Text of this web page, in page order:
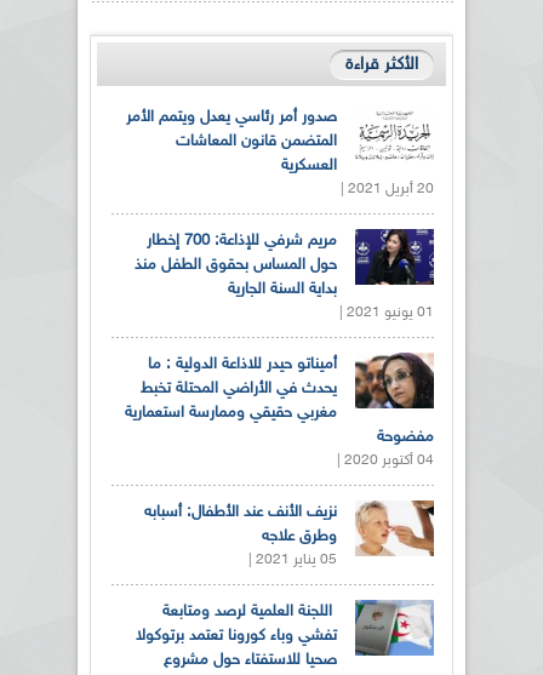
الأكثر قراءة
صدور أمر رئاسي يعدل ويتمم الأمر
المتضمن قانون المعاشات
العسكرية
20 أبريل 2021 |
مريم شرفي للإذاعة: 700 إخطار
حول المساس بحقوق الطفل منذ
بداية السنة الجارية
01 يونيو 2021 |
أميناتو حيدر للاذاعة الدولية : ما
يحدث في الأراضي المحتلة تخبط
مغربي حقيقي وممارسة استعمارية
مفضوحة
04 أكتوبر 2020 |
نزيف الأنف عند الأطفال: أسبابه
وطرق علاجه
05 يناير 2021 |
اللجنة العلمية لرصد ومتابعة
تفشي وباء كورونا تعتمد برتوكولا
صحيا للاستفتاء حول مشروع